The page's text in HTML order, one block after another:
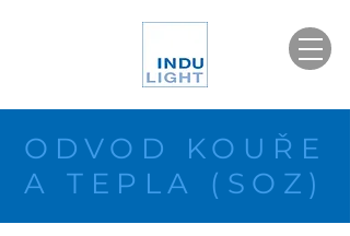
ODVOD KOUŘE
A TEPLA (SOZ)